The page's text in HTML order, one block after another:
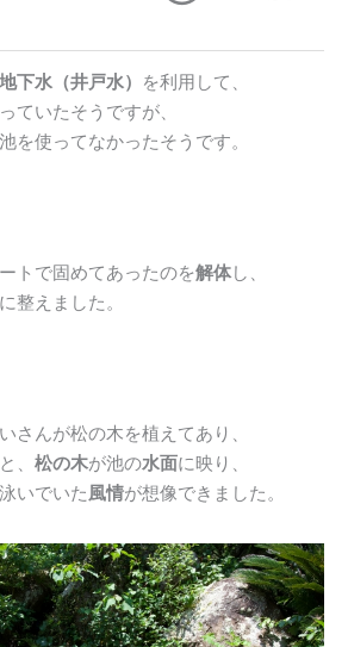
地下水（井戸水） を利用して、
ていたそうですが、
を使ってなかったそうです。
トで固めてあったのを解体し、
に整えました。
さんが松の木を植えてあり、
、 松の木が池の水面に映り、
いでいた風情が想像できました。